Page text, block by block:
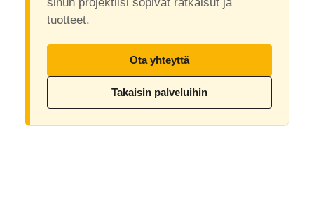
tuotteet.
Ota yhteyttä
Takaisin palveluihin